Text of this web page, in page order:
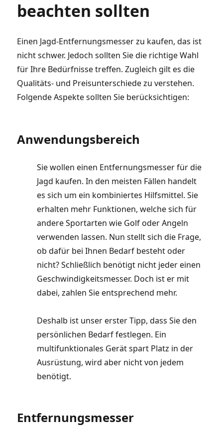
beachten sollten
Einen Jagd-Entfernungsmesser zu kaufen, das ist
nicht schwer. Jedoch sollten Sie die richtige Wahl
für Ihre Bedürfnisse treffen. Zugleich gilt es die
Qualitäts- und Preisunterschiede zu verstehen.
Folgende Aspekte sollten Sie berücksichtigen:
Anwendungsbereich
Sie wollen einen Entfernungsmesser für die
Jagd kaufen. In den meisten Fällen handelt
es sich um ein kombiniertes Hilfsmittel. Sie
erhalten mehr Funktionen, welche sich für
andere Sportarten wie Golf oder Angeln
verwenden lassen. Nun stellt sich die Frage,
ob dafür bei Ihnen Bedarf besteht oder
nicht? Schließlich benötigt nicht jeder einen
Geschwindigkeitsmesser. Doch ist er mit
dabei, zahlen Sie entsprechend mehr.
Deshalb ist unser erster Tipp, dass Sie den
persönlichen Bedarf festlegen. Ein
multifunktionales Gerät spart Platz in der
Ausrüstung, wird aber nicht von jedem
benötigt.
Entfernungsmesser